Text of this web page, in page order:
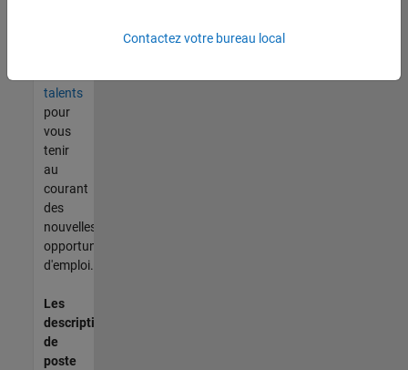
talents
pour
vous
tenir
au
courant
des
nouvelles
opportunités
d'emploi.
Les
descriptions
de
poste
Contactez votre bureau local